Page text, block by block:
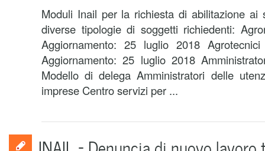
Moduli Inail per la richiesta di abilitazione ai
diverse tipologie di soggetti richiedenti:
Aggiornamento: 25 luglio 2018
Aggiornamento: 25 luglio 2018
Modello di delega Amministratori delle
imprese Centro servizi per ...